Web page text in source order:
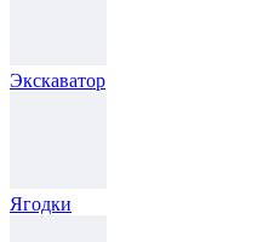
Экскаватор
Ягодки